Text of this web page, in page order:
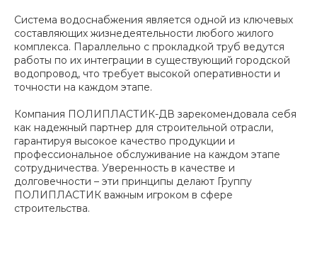
Система водоснабжения является одной из ключевых
составляющих жизнедеятельности любого жилого
комплекса. Параллельно с прокладкой труб ведутся
работы по их интеграции в существующий городской
водопровод, что требует высокой оперативности и
точности на каждом этапе.
Компания ПОЛИПЛАСТИК-ДВ зарекомендовала себя
как надежный партнер для строительной отрасли,
гарантируя высокое качество продукции и
профессиональное обслуживание на каждом этапе
сотрудничества. Уверенность в качестве и
долговечности – эти принципы делают Группу
ПОЛИПЛАСТИК важным игроком в сфере
строительства.